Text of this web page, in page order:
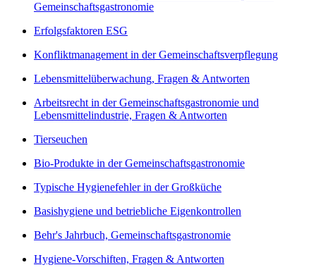
Gemeinschaftsgastronomie
Erfolgsfaktoren ESG
Konfliktmanagement in der Gemeinschaftsverpflegung
Lebensmittelüberwachung, Fragen & Antworten
Arbeitsrecht in der Gemeinschaftsgastronomie und
Lebensmittelindustrie, Fragen & Antworten
Tierseuchen
Bio-Produkte in der Gemeinschaftsgastronomie
Typische Hygienefehler in der Großküche
Basishygiene und betriebliche Eigenkontrollen
Behr's Jahrbuch, Gemeinschaftsgastronomie
Hygiene-Vorschiften, Fragen & Antworten